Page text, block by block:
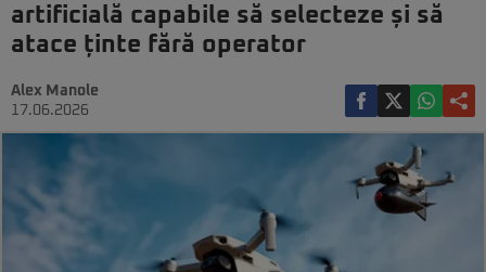
artificială capabile să selecteze și să
atace ținte fără operator
Alex Manole
17.06.2026